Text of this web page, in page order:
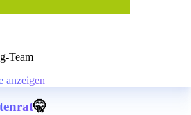
Team
anzeigen
🤫